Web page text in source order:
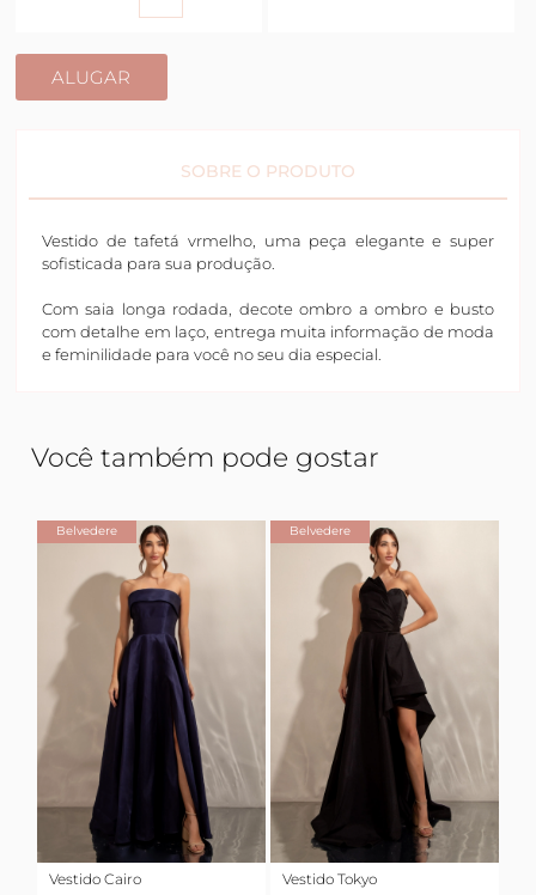
ALUGAR
SOBRE O PRODUTO
Vestido de tafetá vrmelho, uma peça elegante e super
sofisticada para sua produção.
Com saia longa rodada, decote ombro a ombro e busto
com detalhe em laço, entrega muita informação de moda
e feminilidade para você no seu dia especial.
Você também pode gostar
Belvedere
Vestido Cairo
Belvedere
Vestido Tokyo